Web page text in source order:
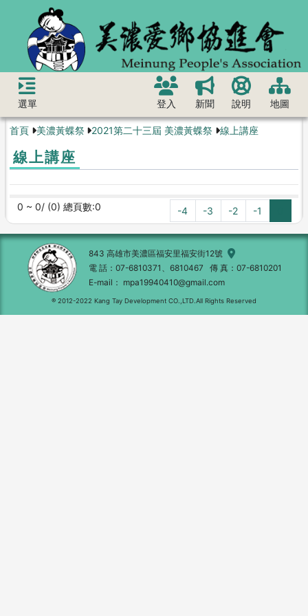
選單 登入 新聞 說明 地圖
首頁 美濃黃蝶祭 2021第二十三屆 美濃黃蝶祭 線上講座
線上講座
0 ~ 0/ (0) 總頁數:0 -4 -3 -2 -1
843 高雄市美濃區福安里福安街12號
電 話
07-6810371、6810467 傳 真
07-6810201
E-mail
mpa19940410@gmail.com
® 2012-2022 Kang Tay Development CO.,LTD.All Rights Reserved